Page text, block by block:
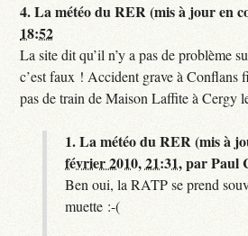
4.La météo du RER (mis à jour en
18:52
La site dit qu’il n’y a pas de problème
c’est faux ! Accident grave à Conflans
pas de train de Maison Laffite à Cergy
1.La météo du RER (mis à
février 2010, 21:31,parPaul
Ben oui, la RATP se prend
muette :-(